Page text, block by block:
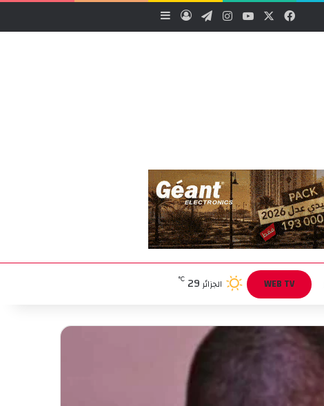
فيسبوك ‫YouTubeانستقرامتيلقرامتسجيل الدخول
WEB TV الجزائر 29
℃